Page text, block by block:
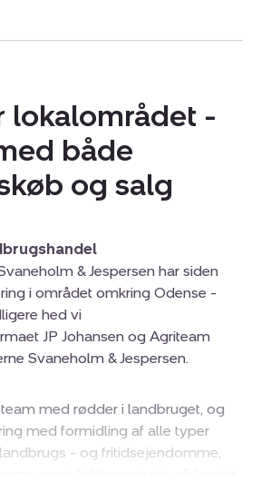
lokalområdet -
både
og salg
& Jespersen har siden
i området omkring Odense -
hed vi
JP Johansen og Agriteam
Svaneholm & Jespersen.
med rødder i landbruget, og
med formidling af alle typer
- og fritidsejendomme,